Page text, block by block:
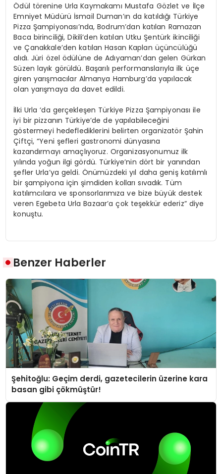
Ödül törenine Urla Kaymakamı Mustafa Gözlet ve İlçe
Emniyet Müdürü İsmail Duman’ın da katıldığı Türkiye
Pizza Şampiyonası’nda, Bodrum’dan katılan Ramazan
Baca birinciliği, Dikili’den katılan Utku Şentürk ikinciliği
ve Çanakkale’den katılan Hasan Kaplan üçüncülüğü
alıdı. Jüri özel ödülüne de Adıyaman’dan gelen Gürkan
Süzen layık görüldü. Başarılı performanslarıyla ilk üçe
giren yarışmacılar Almanya Hamburg’da yapılacak
olan yarışmaya da davet edildi.
İlki Urla ‘da gerçekleşen Türkiye Pizza Şampiyonası ile
iyi bir pizzanın Türkiye’de de yapılabileceğini
göstermeyi hedeflediklerini belirten organizatör Şahin
Çiftçi, “Yeni şefleri gastronomi dünyasına
kazandırmayı amaçlıyoruz. Organizasyonumuz ilk
yılında yoğun ilgi gördü. Türkiye’nin dört bir yanından
şefler Urla’ya geldi. Önümüzdeki yıl daha geniş katılımlı
bir şampiyona için şimdiden kolları sıvadık. Tüm
katılımcılara ve sponsorlarımıza ve bize büyük destek
veren Egebeta Urla Bazaar’a çok teşekkür ederiz” diye
konuştu.
Benzer Haberler
Şehitoğlu: Geçim derdi, gazetecilerin üzerine kara
basan gibi çökmüştür!